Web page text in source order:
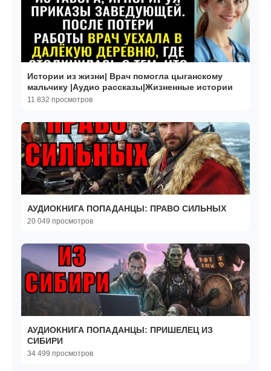
Истории из жизни| Врач помогла цыганскому
мальчику |Аудио рассказы|Жизненные истории
11 832 просмотров
АУДИОКНИГА ПОПАДАНЦЫ: ПРАВО СИЛЬНЫХ
20 049 просмотров
АУДИОКНИГА ПОПАДАНЦЫ: ПРИШЕЛЕЦ ИЗ
СИБИРИ
34 499 просмотров